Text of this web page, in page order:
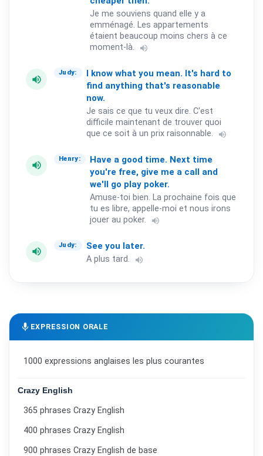
Je me souviens quand elle y a
emménagé. Les appartements
étaient beaucoup moins chers à ce
moment-là.
volume_up
volume_up
Judy: know what you mean. It's hard to
find anything that's reasonable
now.
Je sais ce que tu veux dire. C'est
difficile maintenant de trouver quoi
que ce soit à un prix raisonnable.
volume_up
volume_up
Henry: Have a good time. Next time
you're free, give me a call
and
we'll
go play poker.
Amuse-toi bien. La prochaine fois que
tu es libre, appelle-moi et nous irons
jouer au poker.
volume_up
volume_up
Judy: See you later.
A plus tard. volume_up
mic EXPRESSION ORALE
1000 expressions anglaises les plus courantes
Crazy English
365 phrases Crazy English
400 phrases Crazy English
900 phrases Crazy English de base